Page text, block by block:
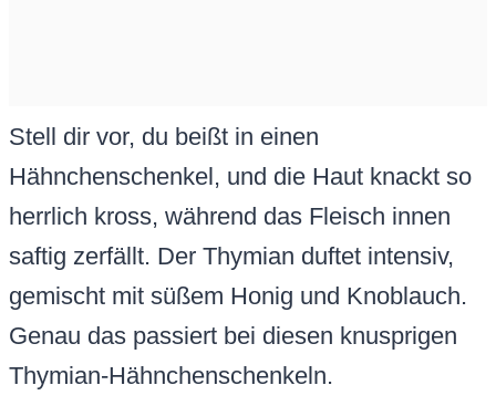
Stell dir vor, du beißt in einen
Hähnchenschenkel, und die Haut knackt so
herrlich kross, während das Fleisch innen
saftig zerfällt. Der Thymian duftet intensiv,
gemischt mit süßem Honig und Knoblauch.
Genau das passiert bei diesen knusprigen
Thymian-Hähnchenschenkeln.